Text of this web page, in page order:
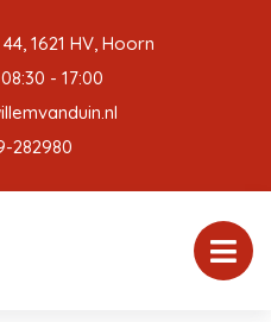
1621 HV, Hoorn
- 17:00
282980